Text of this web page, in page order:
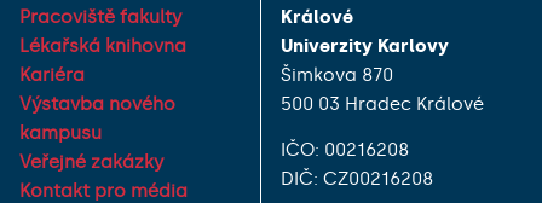
Pracoviště fakulty
Lékařská knihovna
Kariéra
Výstavba nového
kampusu
Veřejné zakázky
Kontakt pro média
Králové
Univerzity Karlovy
Šimkova 870
500 03 Hradec Králové
IČO: 00216208
DIČ: CZ00216208